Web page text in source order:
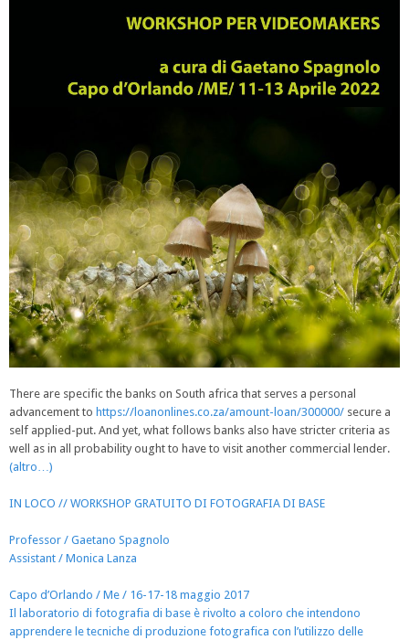
There are specific the banks on South africa that serves a personal
advancement to https://loanonlines.co.za/amount-loan/300000/ secure a
self applied-put. And yet, what follows banks also have stricter criteria as
well as in all probability ought to have to visit another commercial lender.
(altro…)
IN LOCO // WORKSHOP GRATUITO DI FOTOGRAFIA DI BASE
Professor / Gaetano Spagnolo
Assistant / Monica Lanza
Capo d’Orlando / Me / 16-17-18 maggio 2017
Il laboratorio di fotografia di base è rivolto a coloro che intendono
apprendere le tecniche di produzione fotografica con l’utilizzo delle